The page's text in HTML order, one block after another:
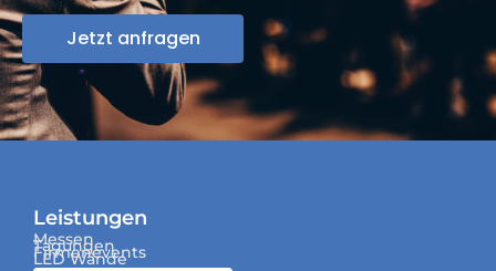
Jetzt anfragen
Leistungen
Messen
Tagungen
Firmenevents
LED Wände